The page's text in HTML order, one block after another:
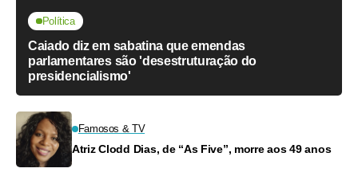
Política
Caiado diz em sabatina que emendas
parlamentares são 'desestruturação do
presidencialismo'
Famosos & TV
Atriz Clodd Dias, de “As Five”, morre aos 49 anos